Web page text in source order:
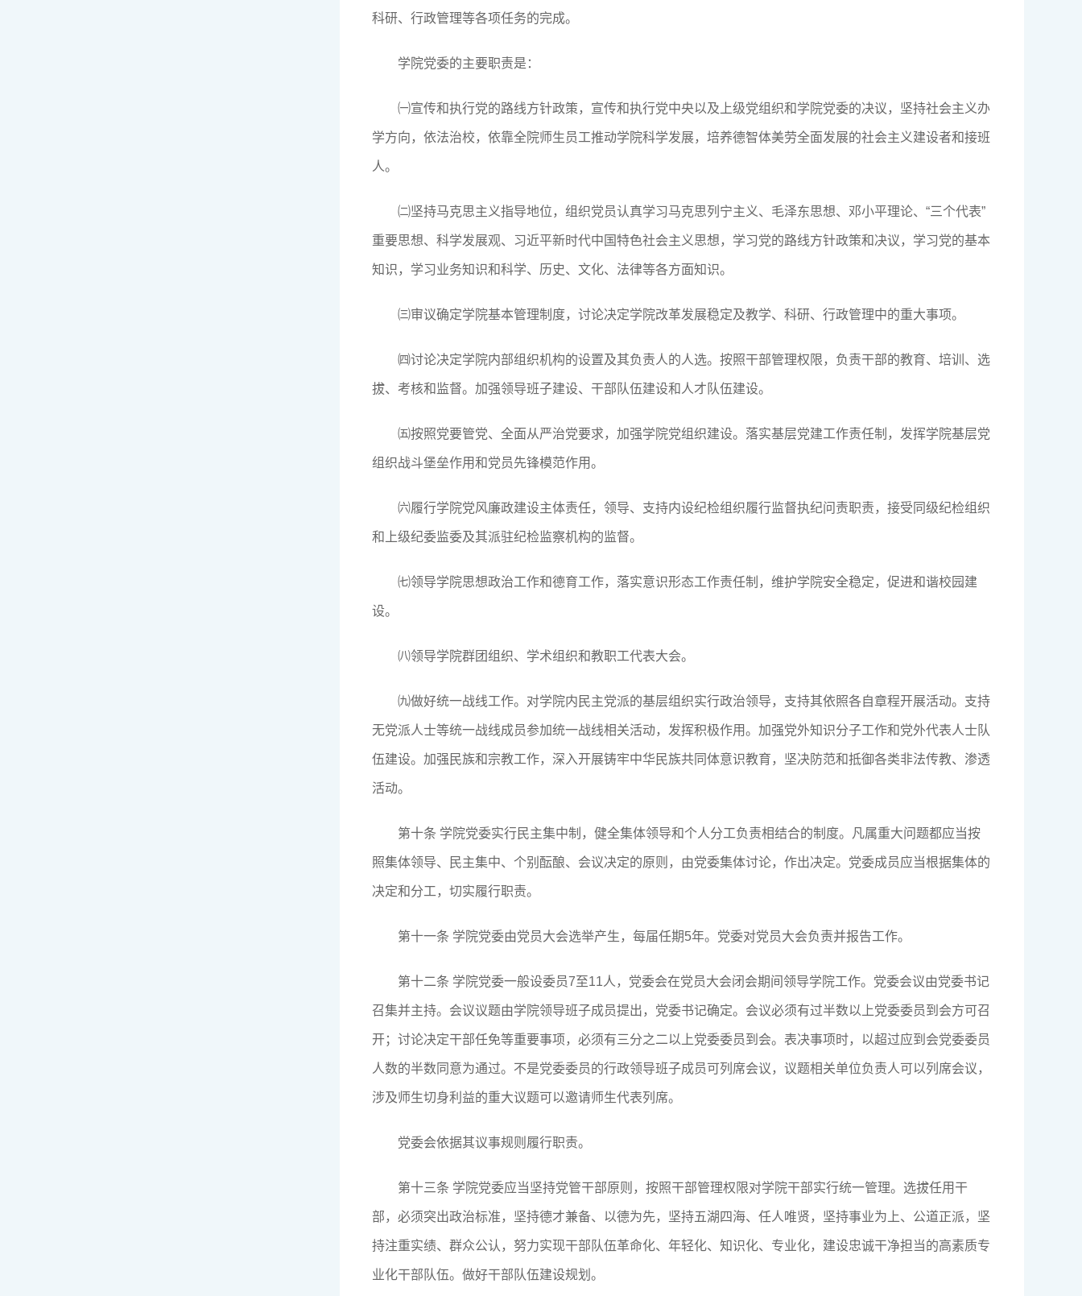
科研、行政管理等各项任务的完成。
学院党委的主要职责是：
㈠宣传和执行党的路线方针政策，宣传和执行党中央以及上级党组织和学院党委的决议，坚持社会主义办
学方向，依法治校，依靠全院师生员工推动学院科学发展，培养德智体美劳全面发展的社会主义建设者和接班
人。
㈡坚持马克思主义指导地位，组织党员认真学习马克思列宁主义、毛泽东思想、邓小平理论、“三个代表”
重要思想、科学发展观、习近平新时代中国特色社会主义思想，学习党的路线方针政策和决议，学习党的基本
知识，学习业务知识和科学、历史、文化、法律等各方面知识。
㈢审议确定学院基本管理制度，讨论决定学院改革发展稳定及教学、科研、行政管理中的重大事项。
㈣讨论决定学院内部组织机构的设置及其负责人的人选。按照干部管理权限，负责干部的教育、培训、选
拔、考核和监督。加强领导班子建设、干部队伍建设和人才队伍建设。
㈤按照党要管党、全面从严治党要求，加强学院党组织建设。落实基层党建工作责任制，发挥学院基层党
组织战斗堡垒作用和党员先锋模范作用。
㈥履行学院党风廉政建设主体责任，领导、支持内设纪检组织履行监督执纪问责职责，接受同级纪检组织
和上级纪委监委及其派驻纪检监察机构的监督。
㈦领导学院思想政治工作和德育工作，落实意识形态工作责任制，维护学院安全稳定，促进和谐校园建
设。
㈧领导学院群团组织、学术组织和教职工代表大会。
㈨做好统一战线工作。对学院内民主党派的基层组织实行政治领导，支持其依照各自章程开展活动。支持
无党派人士等统一战线成员参加统一战线相关活动，发挥积极作用。加强党外知识分子工作和党外代表人士队
伍建设。加强民族和宗教工作，深入开展铸牢中华民族共同体意识教育，坚决防范和抵御各类非法传教、渗透
活动。
第十条 学院党委实行民主集中制，健全集体领导和个人分工负责相结合的制度。凡属重大问题都应当按
照集体领导、民主集中、个别酝酿、会议决定的原则，由党委集体讨论，作出决定。党委成员应当根据集体的
决定和分工，切实履行职责。
第十一条 学院党委由党员大会选举产生，每届任期5年。党委对党员大会负责并报告工作。
第十二条 学院党委一般设委员7至11人，党委会在党员大会闭会期间领导学院工作。党委会议由党委书记
召集并主持。会议议题由学院领导班子成员提出，党委书记确定。会议必须有过半数以上党委委员到会方可召
开；讨论决定干部任免等重要事项，必须有三分之二以上党委委员到会。表决事项时，以超过应到会党委委员
人数的半数同意为通过。不是党委委员的行政领导班子成员可列席会议，议题相关单位负责人可以列席会议，
涉及师生切身利益的重大议题可以邀请师生代表列席。
党委会依据其议事规则履行职责。
第十三条 学院党委应当坚持党管干部原则，按照干部管理权限对学院干部实行统一管理。选拔任用干
部，必须突出政治标准，坚持德才兼备、以德为先，坚持五湖四海、任人唯贤，坚持事业为上、公道正派，坚
持注重实绩、群众公认，努力实现干部队伍革命化、年轻化、知识化、专业化，建设忠诚干净担当的高素质专
业化干部队伍。做好干部队伍建设规划。